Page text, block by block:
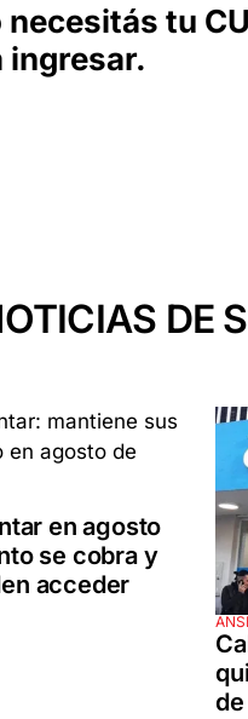
necesitás tu
ingresar.
DE
en agosto
se cobra y
acceder